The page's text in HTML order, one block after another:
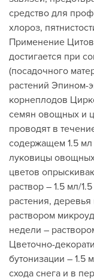
средство для
хлороз,
Применение
достигается при
(посадочного
растений Эпином-
корнеплодов
семян овощных и
проводят в
содержащем 1.5 мл
луковицы
цветов
раствор – 1.5 мл/
растения,
раствором
недели –
Цветочно-
бутонизации – 1.5
схода снега и в